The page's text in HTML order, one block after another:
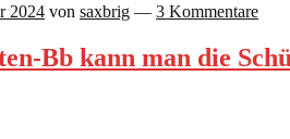
2024 von saxbrig — 3 Kommentare
Bb kann man die